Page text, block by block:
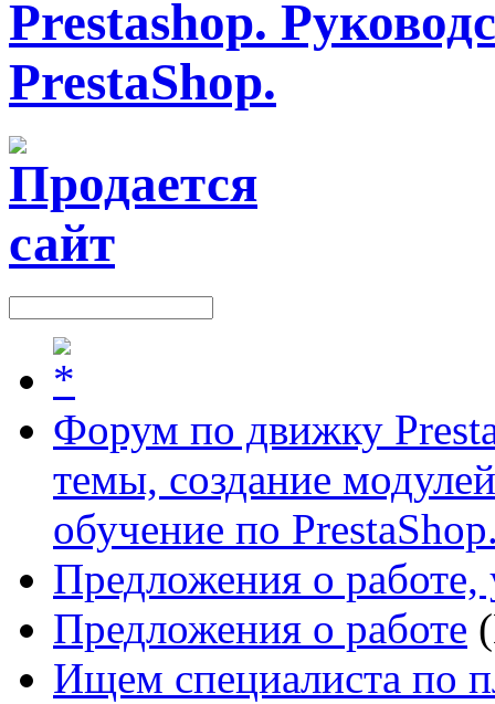
Форум по движку
темы, создание
обучение по
Предложения о
Предложения о работе
Ищем специалиста по